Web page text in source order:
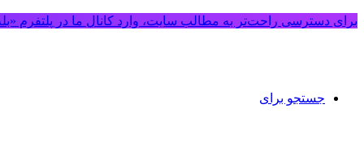
برای دسترسی راحت‌تر به مطالب سایت، وارد کانال ما در پلتفرم
جستجو برای